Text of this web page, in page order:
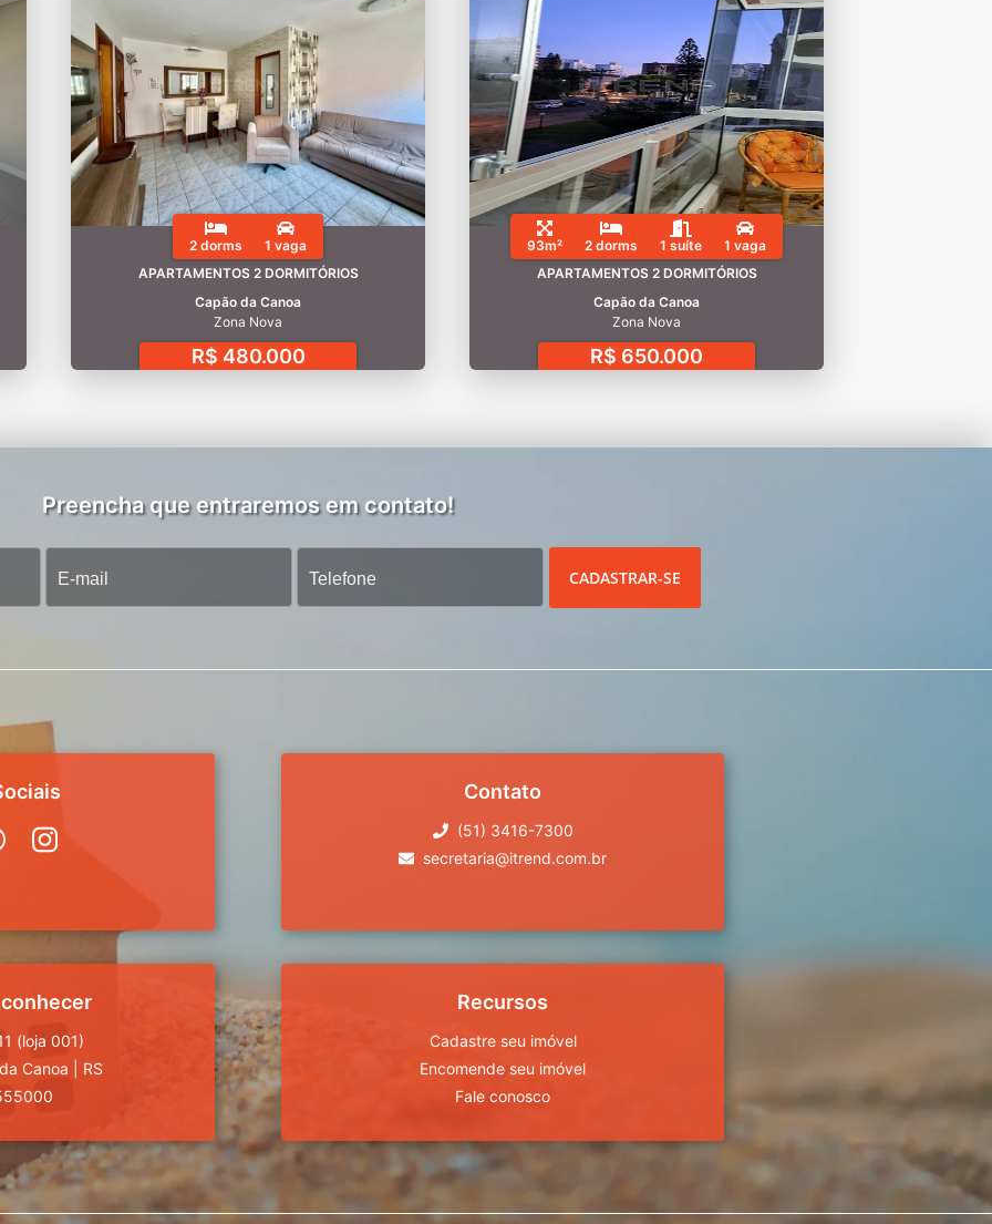
2 dorms
1 vaga
APARTAMENTOS 2 DORMITÓRIOS
Capão da Canoa
Zona Nova
R$ 480.000
93m² 2 dorms 1 suíte
1 vaga
APARTAMENTOS 2 DORMITÓRIOS
Capão da Canoa
Zona Nova
R$ 650.000
Preencha que entraremos em contato!
CADASTRAR-SE
Contato
(51) 3416-7300
secretaria@itrend.com.br
(loja 001)
Canoa
RS
Recursos
Cadastre seu imóvel
Encomende seu imóvel
Fale conosco